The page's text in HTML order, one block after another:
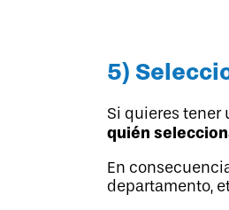
5)
Si quieres tener
quién
En
departamento,